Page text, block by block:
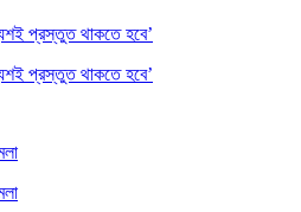
প্রস্তুত থাকতে হবে’
প্রস্তুত থাকতে হবে’